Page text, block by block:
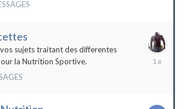
sujets traitant des differentes
la Nutrition Sportive.